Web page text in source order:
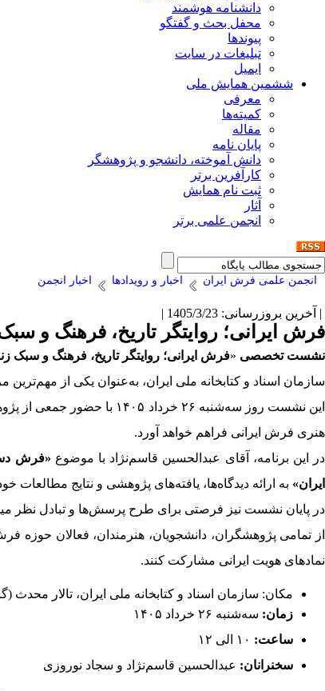
دانشنامه هوشمند
محفل بحث و گفتگو
پیوندها
تبلیغات در سایت
ایمیل
ششمین همایش ملی
معرفی
کمیته‌ها
مقاله
پایان نامه
دانش آموخته، دانشجو و پژوهشگر
کارآفرین برتر
ثبت نام همایش
آثار
انجمن علمی برتر
انجمن علمی فرش ایران اخبار و رویدادها اخبار انجمن
| آخرین بروزرسانی: 1405/3/23 |
فرش ایرانی؛ روایتگر تاریخ، فرهنگ و
نشست تخصصی «فرش ایرانی؛ روایتگر تاریخ، فرهنگ و سبک
سازمان اسناد و کتابخانه ملی ایران، به‌عنوان یکی از
این نشست روز سه‌شنبه ۲۶
هنری فرش ایرانی فراهم خواهد آورد.
در این برنامه، آقای عبدالحسین قاسم‌نژاد با موضوع «فرش
ایران» به ارائه دیدگاه‌ها، یافته‌های پژوهشی و نتایج مطالعات
در پایان نشست نیز فرصتی برای طرح پرسش‌ها و تبادل نظر
از تمامی پژوهشگران، دانشجویان، هنرمندان، فعالان
نمادهای هویت ایرانی مشارکت کنند.
مکان: سازمان اسناد و کتابخانه ملی ایران، تالار محدث
زمان: سه‌شنبه ۲۶ خرداد ۱۴۰۵
ساعت:
سخنرانان: عبدالحسین قاسم‌نژاد و سجاد نوروزی